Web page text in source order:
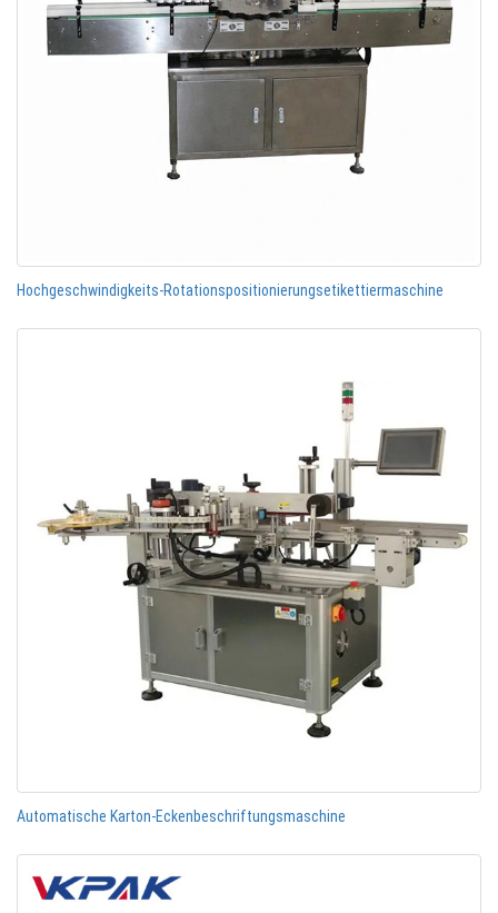
Hochgeschwindigkeits-Rotationspositionierungsetikettiermaschine
Automatische Karton-Eckenbeschriftungsmaschine